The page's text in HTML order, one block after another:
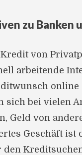
zu Banken
von
arbeitende
sich bei vielen
Geld von
Geschäft ist